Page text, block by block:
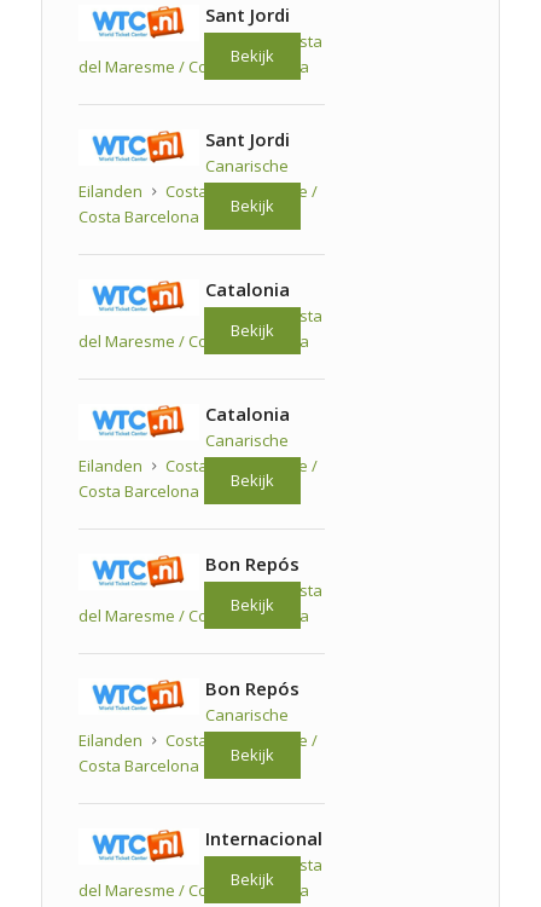
Sant Jordi
Costa
del Maresme / Costa Barcelona
Bekijk
Sant Jordi
Canarische
Eilanden
Costa del Maresme /
Costa Barcelona
Bekijk
Catalonia
Costa
del Maresme / Costa Barcelona
Bekijk
Catalonia
Canarische
Eilanden
Costa del Maresme /
Costa Barcelona
Bekijk
Bon Repós
Costa
del Maresme / Costa Barcelona
Bekijk
Bon Repós
Canarische
Eilanden
Costa del Maresme /
Costa Barcelona
Bekijk
Internacional
Costa
del Maresme / Costa Barcelona
Bekijk